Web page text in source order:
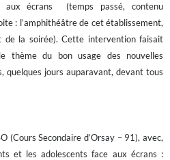
écrans  (temps passé, contenu
: l’amphithéâtre de cet établissement,
de la soirée). Cette intervention faisait
thème du bon usage des nouvelles
quelques jours auparavant, devant tous
(Cours Secondaire d’Orsay – 91), avec,
et les adolescents face aux écrans :